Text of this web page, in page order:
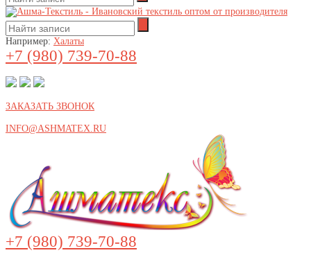
Например: Халаты
+7 (980) 739-70-88
ЗАКАЗАТЬ ЗВОНОК
INFO@ASHMATEX.RU
+7 (980) 739-70-88